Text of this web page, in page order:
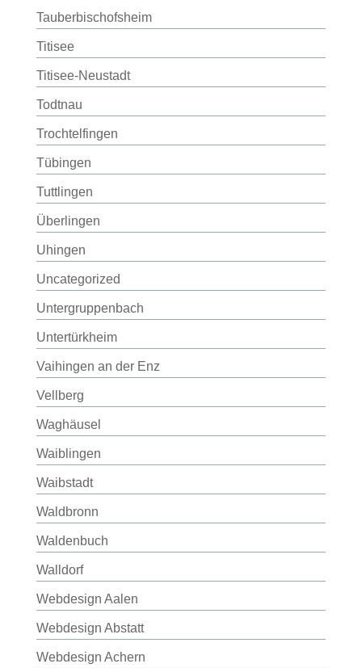
Tauberbischofsheim
Titisee
Titisee-Neustadt
Todtnau
Trochtelfingen
Tübingen
Tuttlingen
Überlingen
Uhingen
Uncategorized
Untergruppenbach
Untertürkheim
Vaihingen an der Enz
Vellberg
Waghäusel
Waiblingen
Waibstadt
Waldbronn
Waldenbuch
Walldorf
Webdesign Aalen
Webdesign Abstatt
Webdesign Achern